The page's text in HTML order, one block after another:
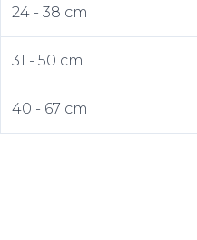
24 - 38 cm
31 - 50 cm
40 - 67 cm